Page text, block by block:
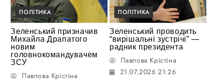
ПОЛІТИКА
Зеленський призначив
Михайла Драпатого
новим
головнокомандувачем
ЗСУ
Павлова Крістіна
ПОЛІТИКА
Зеленський проводить
“вирішальні зустрічі” —
радник президента
Павлова Крістіна
21.07.2026 21:26